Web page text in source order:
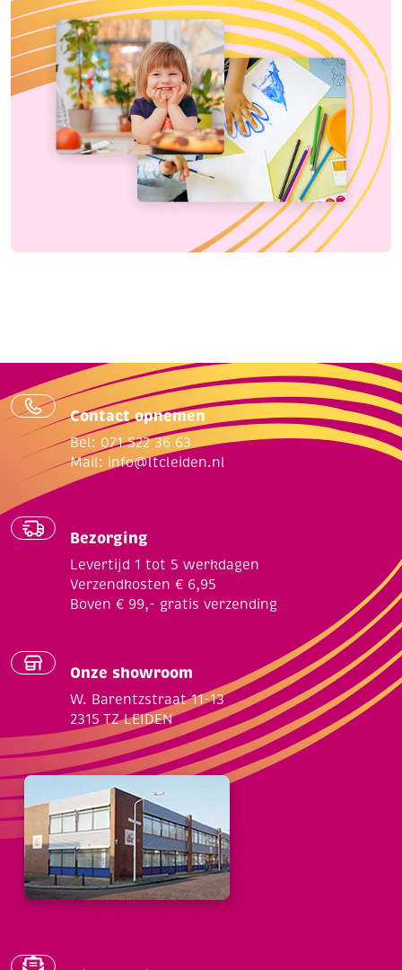
Contact opnemen
Bel: 071 522 36 63
Mail: info@ltcleiden.nl
Bezorging
Levertijd 1 tot 5 werkdagen
Verzendkosten € 6,95
Boven € 99,- gratis verzending
Onze showroom
W. Barentzstraat 11-13
2315 TZ LEIDEN